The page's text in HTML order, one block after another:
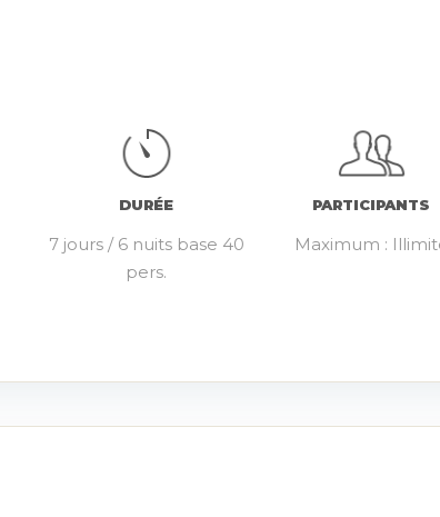
DURÉE
7 jours / 6 nuits base 40
pers.
PARTICIPANTS
Maximum :